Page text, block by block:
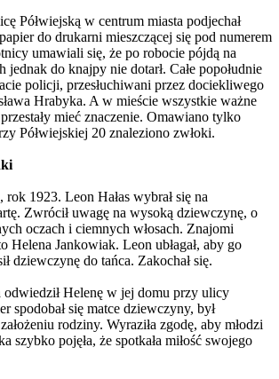
Półwiejską w centrum miasta podjechał
do drukarni mieszczącej się pod numerem
umawiali się, że po robocie pójdą na
jednak do knajpy nie dotarł. Całe popołudnie
policji, przesłuchiwani przez dociekliwego
Hrabyka. A w mieście wszystkie ważne
mieć znaczenie. Omawiano tylko
Półwiejskiej 20 znaleziono zwłoki.
1923. Leon Hałas wybrał się na
Zwrócił uwagę na wysoką dziewczynę, o
oczach i ciemnych włosach. Znajomi
Helena Jankowiak. Leon ubłagał, aby go
dziewczynę do tańca. Zakochał się.
odwiedził Helenę w jej domu przy ulicy
spodobał się matce dziewczyny, był
rodziny. Wyraziła zgodę, aby młodzi
szybko pojęła, że spotkała miłość swojego